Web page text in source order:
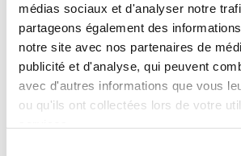
médias sociaux et d'analyser notre
partageons également des
notre site avec nos partenaires de
publicité et d'analyse, qui peuvent
avec d'autres informations que vous
ou qu'ils ont collectées lors de votre